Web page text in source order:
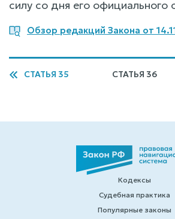
силу со дня его официального
Обзор редакций Закона от
СТАТЬЯ 35 СТАТЬЯ 36
Кодексы
Судебная практика
Популярные законы